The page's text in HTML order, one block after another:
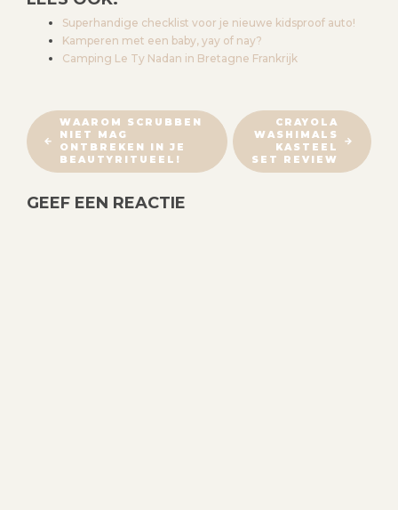
Superhandige checklist voor je nieuwe kidsproof auto!
Kamperen met een baby, yay of nay?
Camping Le Ty Nadan in Bretagne Frankrijk
B
E
R
C
WAAROM SCRUBBEN
NIET MAG
ONTBREKEN IN JE
BEAUTYRITUEEL!
CRAYOLA
WASHIMALS
KASTEEL
SET REVIEW
GEEF EEN REACTIE